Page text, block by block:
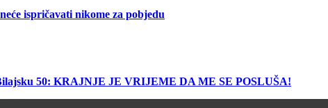
ispričavati nikome za pobjedu
50: KRAJNJE JE VRIJEME DA ME SE POSLUŠA!